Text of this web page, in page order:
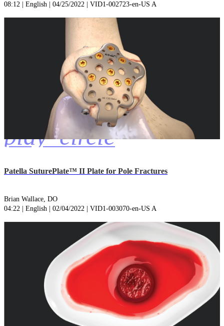
08:12 | English | 04/25/2022 | VID1-002723-en-US A
play_circle
Patella SuturePlate™ II Plate for Pole Fractures
Brian Wallace, DO
04:22 | English | 02/04/2022 | VID1-003070-en-US A